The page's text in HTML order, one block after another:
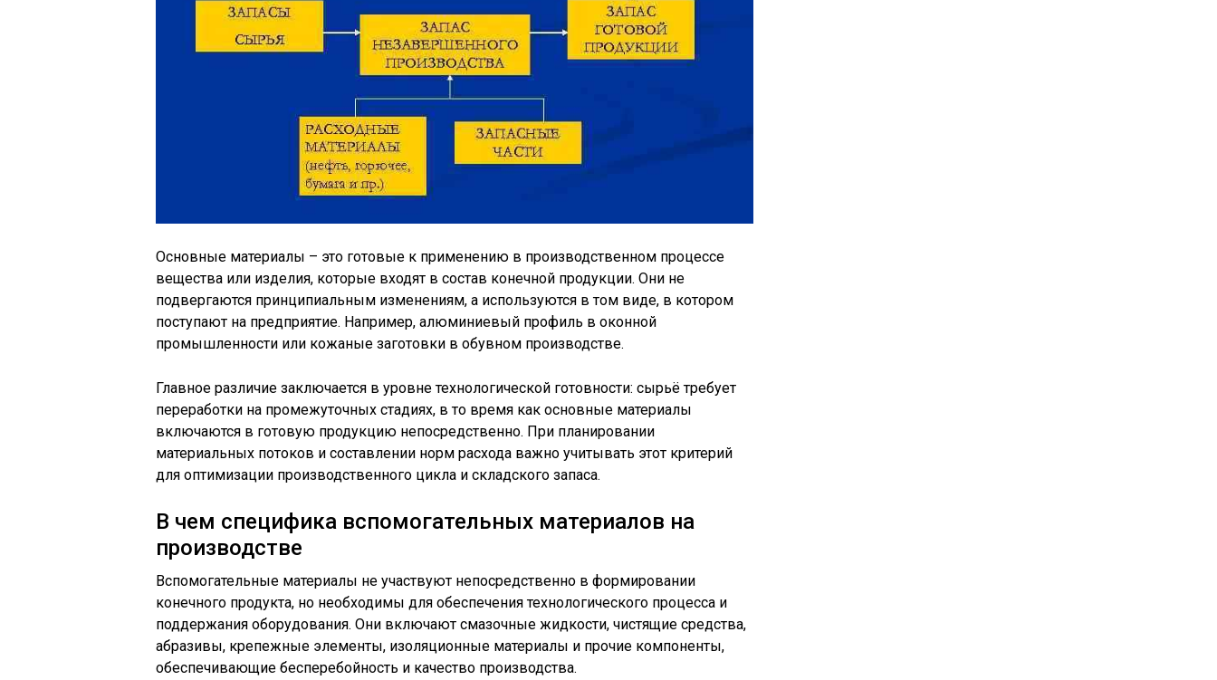
Основные материалы – это готовые к применению в производственном процессе
вещества или изделия, которые входят в состав конечной продукции. Они не
подвергаются принципиальным изменениям, а используются в том виде, в котором
поступают на предприятие. Например, алюминиевый профиль в оконной
промышленности или кожаные заготовки в обувном производстве.
Главное различие заключается в уровне технологической готовности: сырьё требует
переработки на промежуточных стадиях, в то время как основные материалы
включаются в готовую продукцию непосредственно. При планировании
материальных потоков и составлении норм расхода важно учитывать этот критерий
для оптимизации производственного цикла и складского запаса.
В чем специфика вспомогательных материалов на
производстве
Вспомогательные материалы не участвуют непосредственно в формировании
конечного продукта, но необходимы для обеспечения технологического процесса и
поддержания оборудования. Они включают смазочные жидкости, чистящие средства,
абразивы, крепежные элементы, изоляционные материалы и прочие компоненты,
обеспечивающие бесперебойность и качество производства.